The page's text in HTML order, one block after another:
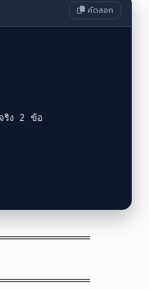
คัดลอก
ริง 2 ข้อ